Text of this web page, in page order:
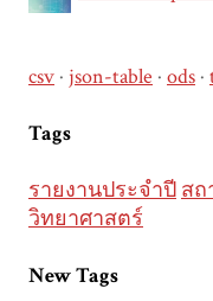
csv json-table ods
Tags
รายงานประจำปี สถ
วิทยาศาสตร์
New Tags